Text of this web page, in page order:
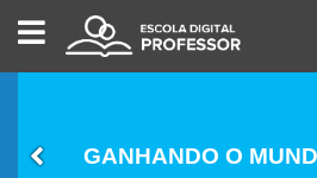
ESCOLA
DIGITAL
-
PROFESSOR
GANHANDO O